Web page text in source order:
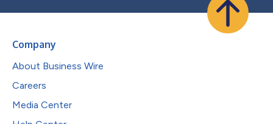
Company
About Business Wire
Careers
Media Center